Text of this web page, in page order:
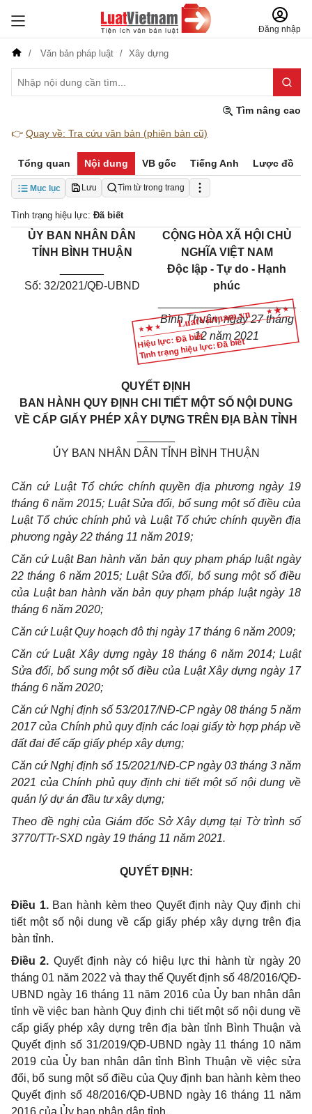
Đăng nhập
Văn bản pháp luật Xây dựng
Tìm nâng cao
👉 Quay về: Tra cứu văn bản (phiên bản cũ)
Tổng quan Nội dung VB gốc Tiếng Anh Lược đồ
Mục lục Lưu Tìm từ trong trang
Tình trạng hiệu lực: Đã biết
Hiệu lực: Đã biết
Tình trạng hiệu lực: Đã biết
ỦY BAN NHÂN DÂN
TỈNH BÌNH THUẬN
Số: 32/2021/QĐ-UBND
CỘNG HÒA XÃ HỘI CHỦ
NGHĨA VIỆT NAM
Độc lập - Tự do - Hạnh
phúc
______________________
Bình Thuận, ngày 27 tháng
12 năm 2021
QUYẾT ĐỊNH
BAN HÀNH QUY ĐỊNH CHI TIẾT MỘT SỐ NỘI DUNG
VỀ CẤP GIẤY PHÉP XÂY DỰNG TRÊN ĐỊA BÀN TỈNH
ỦY BAN NHÂN DÂN TỈNH BÌNH THUẬN
Căn cứ Luật Tổ chức chính quyền địa phương ngày 19
tháng 6 năm 2015; Luật Sửa đổi, bổ sung một số điều của
Luật Tổ chức chính phủ và Luật Tổ chức chính quyền địa
phương ngày 22 tháng 11 năm 2019;
Căn cứ Luật Ban hành văn bản quy phạm pháp luật ngày
22 tháng 6 năm 2015; Luật Sửa đổi, bổ sung một số điều
của Luật ban hành văn bản quy phạm pháp luật ngày 18
tháng 6 năm 2020;
Căn cứ Luật Quy hoạch đô thị ngày 17 tháng 6 năm 2009;
Căn cứ Luật Xây dựng ngày 18 tháng 6 năm 2014; Luật
Sửa đổi, bổ sung một số điều của Luật Xây dựng ngày 17
tháng 6 năm 2020;
Căn cứ Nghị định số 53/2017/NĐ-CP ngày 08 tháng 5 năm
2017 của Chính phủ quy định các loại giấy tờ hợp pháp về
đất đai để cấp giấy phép xây dựng;
Căn cứ Nghị định số 15/2021/NĐ-CP ngày 03 tháng 3 năm
2021 của Chính phủ quy định chi tiết một số nội dung về
quản lý dự án đầu tư xây dựng;
Theo đề nghị của Giám đốc Sở Xây dựng tại Tờ trình số
3770/TTr-SXD ngày 19 tháng 11 năm 2021.
QUYẾT ĐỊNH:
Điều 1. Ban hành kèm theo Quyết định này Quy định chi
tiết một số nội dung về cấp giấy phép xây dựng trên địa
bàn tỉnh.
Điều 2. Quyết định này có hiệu lực thi hành từ ngày 20
tháng 01 năm 2022 và thay thế Quyết định số 48/2016/QĐ-
UBND ngày 16 tháng 11 năm 2016 của Ủy ban nhân dân
tỉnh về việc ban hành Quy định chi tiết một số nội dung về
cấp giấy phép xây dựng trên địa bàn tỉnh Bình Thuận và
Quyết định số 31/2019/QĐ-UBND ngày 11 tháng 10 năm
2019 của Ủy ban nhân dân tỉnh Bình Thuận về việc sửa
đổi, bổ sung một số điều của Quy định ban hành kèm theo
Quyết định số 48/2016/QĐ-UBND ngày 16 tháng 11 năm
2016 của Ủy ban nhân dân tỉnh.